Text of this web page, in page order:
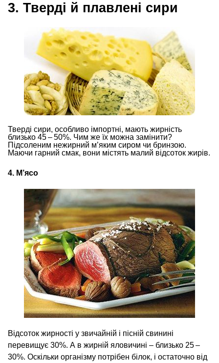
3. Тверді й плавлені сири
Тверді сири, особливо імпортні, мають жирність
близько 45 – 50%. Чим же їх можна замінити?
Підсоленим нежирний м’яким сиром чи бринзою.
Маючи гарний смак, вони містять малий відсоток жирів.
4. М’ясо
Відсоток жирності у звичайній і пісній свинині
перевищує 30%. А в жирній яловичині – близько 25 –
30%. Оскільки організму потрібен білок, і остаточно від